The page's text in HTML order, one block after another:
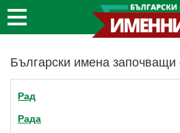
Български имена започващи
Рад
Рада